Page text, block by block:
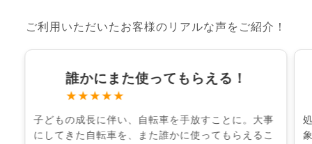
ご利用いただいたお客様のリアルな声をご紹介！
誰かにまた使ってもらえる！
★★★★★
子どもの成長に伴い、自転車を手放すことに。大事
にしてきた自転車を、また誰かに使ってもらえるこ